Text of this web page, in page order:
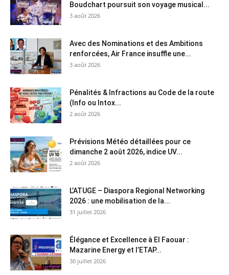
Boudchart poursuit son voyage musical...
3 août 2026
Avec des Nominations et des Ambitions
renforcées, Air France insuffle une...
3 août 2026
Pénalités & Infractions au Code de la route
(Info ou Intox...
2 août 2026
Prévisions Météo détaillées pour ce
dimanche 2 août 2026, indice UV...
2 août 2026
L’ATUGE – Diaspora Regional Networking
2026 : une mobilisation de la...
31 juillet 2026
Élégance et Excellence à El Faouar :
Mazarine Energy et l’ETAP...
30 juillet 2026